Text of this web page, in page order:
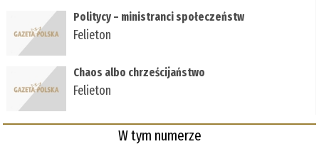
Politycy – ministranci społeczeństw
Felieton
Chaos albo chrześcijaństwo
Felieton
W tym numerze